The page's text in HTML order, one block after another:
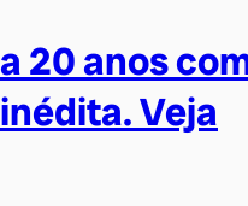
20 anos
Veja